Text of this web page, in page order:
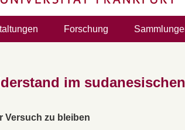
Forschung
im
Versuch zu bleiben